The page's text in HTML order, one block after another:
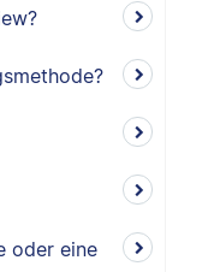
oder eine